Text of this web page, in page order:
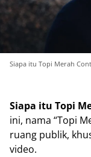
Siapa itu Topi Merah
Siapa itu Topi
ini, nama “Topi
ruang publik,
video.